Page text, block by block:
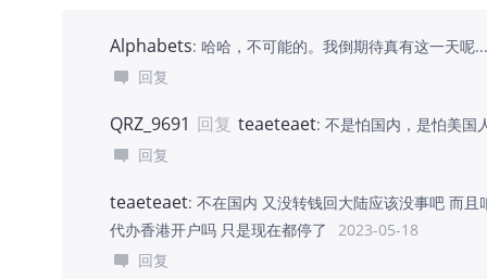
Alphabets: 哈哈，不可能的。我倒期待真有这一天呢
回复
QRZ_9691 回复 teaeteaet: 不是怕国内，是怕美国
回复
teaeteaet: 不在国内 又没转钱回大陆应该没事吧 而
代办香港开户吗 只是现在都停了
2023-05-18
回复